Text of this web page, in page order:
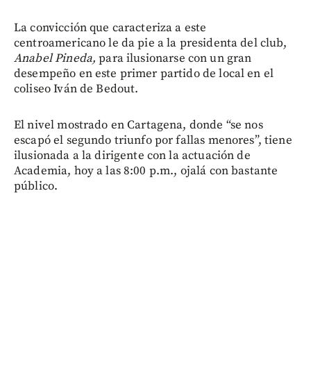
La convicción que caracteriza a este
centroamericano le da pie a la presidenta del club,
Anabel Pineda, para ilusionarse con un gran
desempeño en este primer partido de local en el
coliseo Iván de Bedout.
El nivel mostrado en Cartagena, donde “se nos
escapó el segundo triunfo por fallas menores”, tiene
ilusionada a la dirigente con la actuación de
Academia, hoy a las 8:00 p.m., ojalá con bastante
público.